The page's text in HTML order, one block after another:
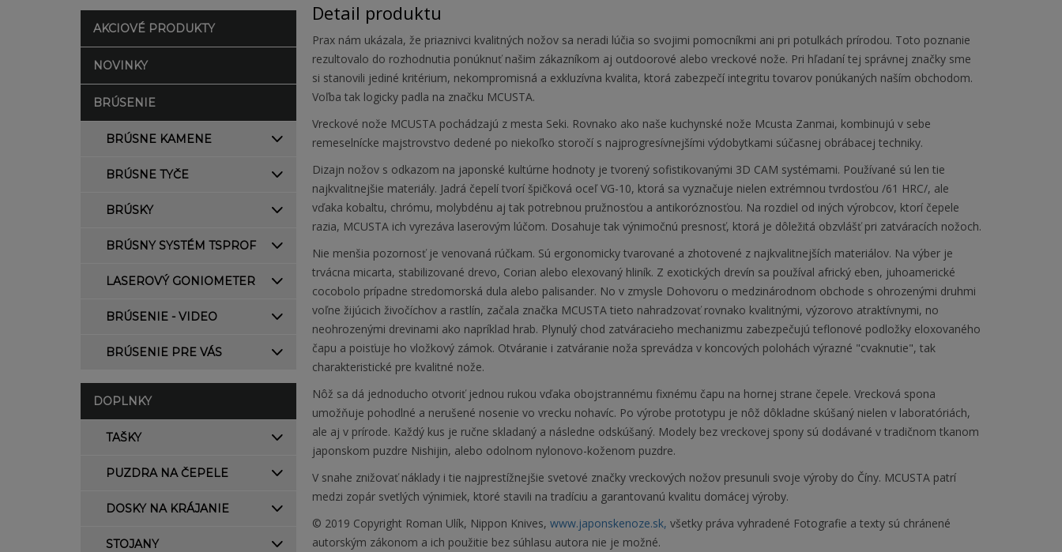
AKCIOVÉ PRODUKTY
NOVINKY
BRÚSENIE
BRÚSNE KAMENE
BRÚSNE TYČE
BRÚSKY
BRÚSNY SYSTÉM TSPROF
LASEROVÝ GONIOMETER
BRÚSENIE - VIDEO
BRÚSENIE PRE VÁS
DOPLNKY
TAŠKY
PUZDRA NA ČEPELE
DOSKY NA KRÁJANIE
STOJANY
Detail produktu
Prax nám ukázala, že priaznivci kvalitných nožov sa neradi lúčia so svojimi pomocníkmi ani pri potulkách prírodou. Toto poznanie
rezultovalo do rozhodnutia ponúknuť našim zákazníkom aj outdoorové alebo vreckové nože. Pri hľadaní tej správnej značky sme
si stanovili jediné kritérium, nekompromisná a exkluzívna kvalita, ktorá zabezpečí integritu tovarov ponúkaných naším obchodom.
Voľba tak logicky padla na značku MCUSTA.
Vreckové nože MCUSTA pochádzajú z mesta Seki. Rovnako ako naše kuchynské nože Mcusta Zanmai, kombinujú v sebe
remeselnícke majstrovstvo dedené po niekoľko storočí s najprogresívnejšími výdobytkami súčasnej obrábacej techniky.
Dizajn nožov s odkazom na japonské kultúrne hodnoty je tvorený sofistikovanými 3D CAM systémami. Používané sú len tie
najkvalitnejšie materiály. Jadrá čepelí tvorí špičková oceľ VG-10, ktorá sa vyznačuje nielen extrémnou tvrdosťou /61 HRC/, ale
vďaka kobaltu, chrómu, molybdénu aj tak potrebnou pružnosťou a antikoróznosťou. Na rozdiel od iných výrobcov, ktorí čepele
razia, MCUSTA ich vyrezáva laserovým lúčom. Dosahuje tak výnimočnú presnosť, ktorá je dôležitá obzvlášť pri zatváracích nožoch.
Nie menšia pozornosť je venovaná rúčkam. Sú ergonomicky tvarované a zhotovené z najkvalitnejších materiálov. Na výber je
trvácna micarta, stabilizované drevo, Corian alebo elexovaný hliník. Z exotických drevín sa používal africký eben, juhoamerické
cocobolo prípadne stredomorská dula alebo palisander. No v zmysle Dohovoru o medzinárodnom obchode s ohrozenými druhmi
voľne žijúcich živočíchov a rastlín, začala značka MCUSTA tieto nahradzovať rovnako kvalitnými, výzorovo atraktívnymi, no
neohrozenými drevinami ako napríklad hrab. Plynulý chod zatváracieho mechanizmu zabezpečujú teflonové podložky eloxovaného
čapu a poisťuje ho vložkový zámok. Otváranie i zatváranie noža sprevádza v koncových polohách výrazné "cvaknutie", tak
charakteristické pre kvalitné nože.
Nôž sa dá jednoducho otvoriť jednou rukou vďaka obojstrannému fixnému čapu na hornej strane čepele. Vrecková spona
umožňuje pohodlné a nerušené nosenie vo vrecku nohavíc. Po výrobe prototypu je nôž dôkladne skúšaný nielen v laboratóriách,
ale aj v prírode. Každý kus je ručne skladaný a následne odskúšaný. Modely bez vreckovej spony sú dodávané v tradičnom tkanom
japonskom puzdre Nishijin, alebo odolnom nylonovo-koženom puzdre.
V snahe znižovať náklady i tie najprestížnejšie svetové značky vreckových nožov presunuli svoje výroby do Číny. MCUSTA patrí
medzi zopár svetlých výnimiek, ktoré stavili na tradíciu a garantovanú kvalitu domácej výroby.
© 2019 Copyright Roman Ulík, Nippon Knives, www.japonskenoze.sk, všetky práva vyhradené Fotografie a texty sú chránené
autorským zákonom a ich použitie bez súhlasu autora nie je možné.